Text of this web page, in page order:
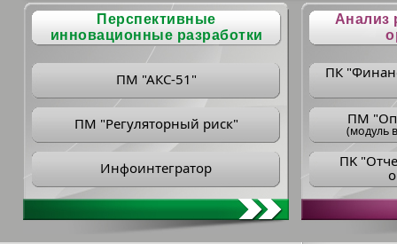
Перспективные
инновационные разработки
ПМ "АКС-51"
ПМ "Регуляторный риск"
Инфоинтегратор
Анализ
ПК
ПM
(модуль
ПK